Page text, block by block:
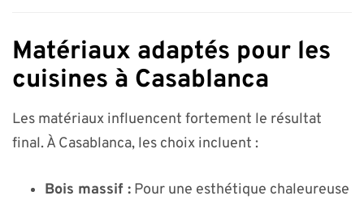
Matériaux adaptés pour les
cuisines à Casablanca
Les matériaux influencent fortement le résultat
final. À Casablanca, les choix incluent :
Bois massif : Pour une esthétique chaleureuse